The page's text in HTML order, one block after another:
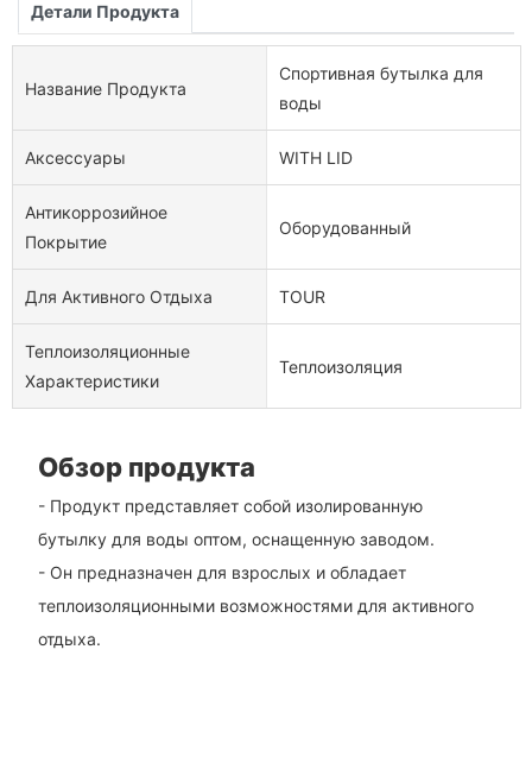
Детали Продукта
Название Продукта
Спортивная бутылка для
воды
Аксессуары WITH LID
Антикоррозийное
Покрытие
Оборудованный
Для Активного Отдыха TOUR
Теплоизоляционные
Характеристики
Теплоизоляция
Обзор продукта
- Продукт представляет собой изолированную
бутылку для воды оптом, оснащенную заводом.
- Он предназначен для взрослых и обладает
теплоизоляционными возможностями для активного
отдыха.